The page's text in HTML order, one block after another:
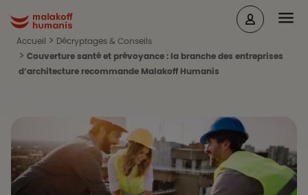
Malakoff Humanis Accueil
Accueil
Décryptages & Conseils
Couverture santé et prévoyance : la branche des entreprises
d’architecture recommande Malakoff Humanis